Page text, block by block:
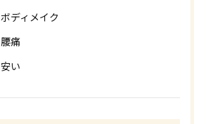
ボディメイク
腰痛
安い